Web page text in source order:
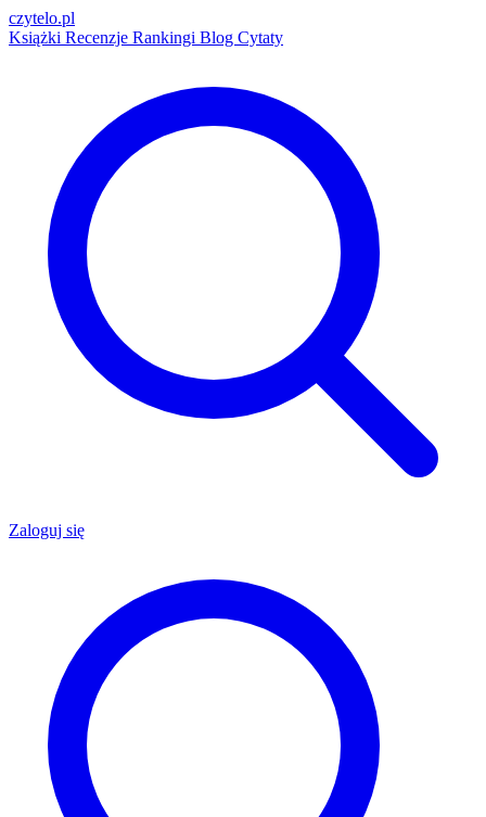
czytelo.pl
Książki Recenzje Rankingi Blog Cytaty
Zaloguj się